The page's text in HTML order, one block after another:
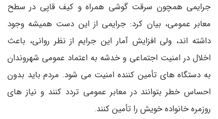
جرایمی همچون سرقت گوشی همراه و کیف قاپی در سطح
معابر عمومی، بیان کرد: جرایمی از این دست همیشه وجود
داشته اند، ولی افزایش آمار این جرایم از نظر روانی، باعث
اخلال در امنیت اجتماعی و خدشه به اعتماد عمومی شهروندان
به دستگاه های تأمین کننده امنیت می شود. مردم باید بدون
احساس خطر بتوانند در معابر عمومی تردد کنند و نیاز های
روزمره خانواده خویش را تأمین کنند.